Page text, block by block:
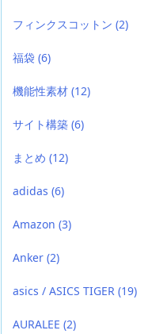
フィンクスコットン (2)
福袋 (6)
機能性素材 (12)
サイト構築 (6)
まとめ (12)
adidas (6)
Amazon (3)
Anker (2)
asics / ASICS TIGER (19)
AURALEE (2)